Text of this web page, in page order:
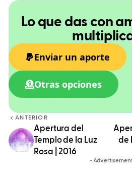
Lo que das con
Enviar un aporte
Otras opciones
ANTERIOR
Apertura del
Templo de la Luz
Rosa | 2016
de
-